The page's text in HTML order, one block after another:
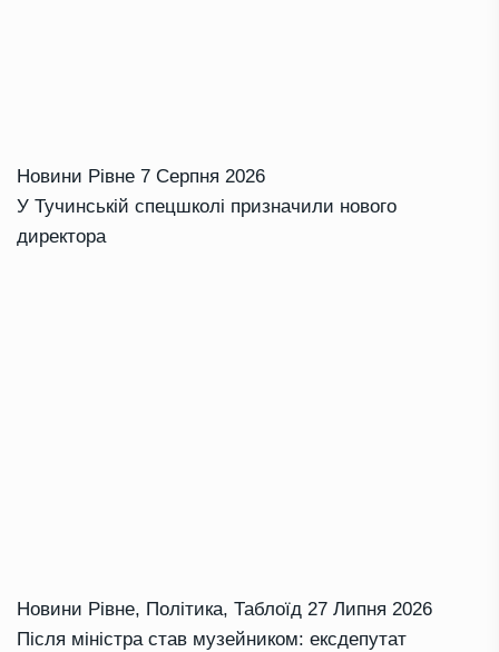
Новини Рівне 7 Серпня 2026
У Тучинській спецшколі призначили нового
директора
Новини Рівне, Політика, Таблоїд 27 Липня 2026
Після міністра став музейником: ексдепутат